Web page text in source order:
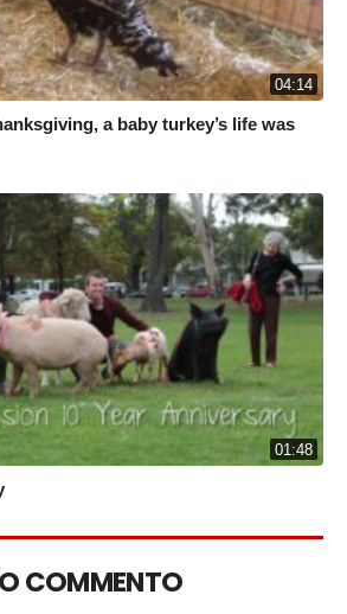
04:14
a baby turkey’s life was
01:48
COMMENTO